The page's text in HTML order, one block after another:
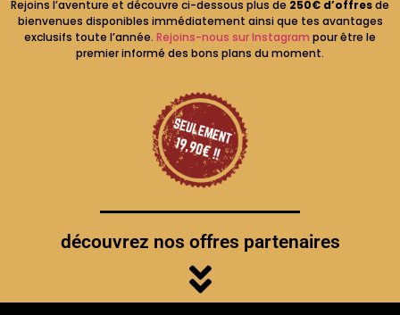
Rejoins l’aventure et découvre ci-dessous plus de 250€ d’offresde
bienvenues disponibles immédiatement ainsi que tes avantages
exclusifs toute l’année. Rejoins-nous sur Instagram pour être le
premier informé des bons plans du moment.
découvrez nos offres partenaires